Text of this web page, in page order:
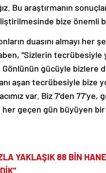
Bu araştırmanın
bize önemli
duasını almayı her
“Sizlerin tecrübesiyle
Gönlünün gücüyle
aşan tecrübesiyle
var. Biz 7’den
her geçen gün büyüyen
YAKLAŞIK 88 BİN